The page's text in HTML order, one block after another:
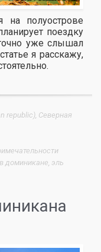
на полуострове
поездку
уже слышал
я расскажу,
republic) Северная
доминикане эль